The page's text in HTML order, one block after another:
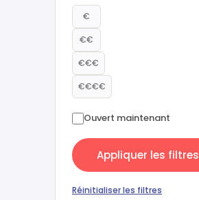
€
€€
€€€
€€€€
Ouvert maintenant
Appliquer les filtres
Réinitialiser les filtres